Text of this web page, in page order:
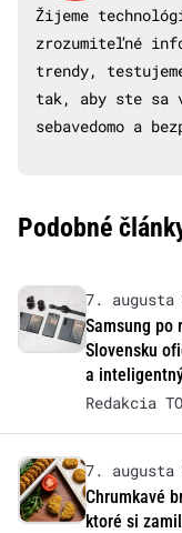
Žijeme
zrozumiteľné
trendy,
tak, aby ste
sebavedomo a
Podobné
7. augusta
Samsung po
Slovensku
a
Redakcia
7. augusta
Chrumkavé
ktoré si